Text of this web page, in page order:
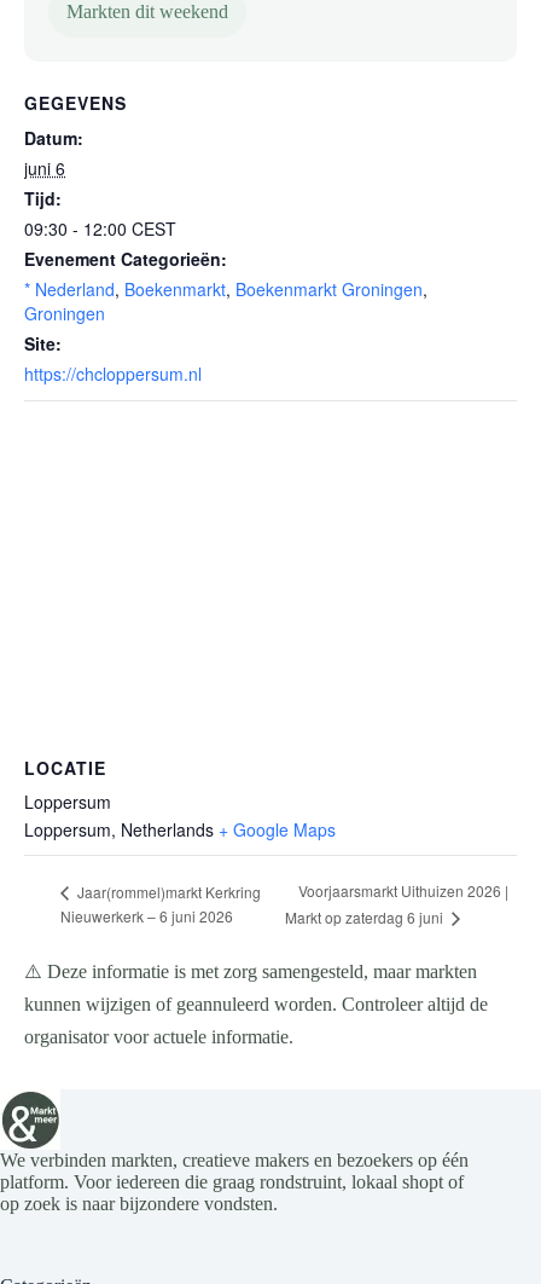
Markten dit weekend
GEGEVENS
Datum:
juni 6
Tijd:
09:30 - 12:00 CEST
Evenement Categorieën:
* Nederland, Boekenmarkt, Boekenmarkt Groningen,
Groningen
Site:
https://chcloppersum.nl
LOCATIE
Loppersum
Loppersum, Netherlands + Google Maps
Jaar(rommel)markt Kerkring
Nieuwerkerk – 6 juni 2026
Voorjaarsmarkt Uithuizen 2026 |
Markt op zaterdag 6 juni
⚠️ Deze informatie is met zorg samengesteld, maar markten
kunnen wijzigen of geannuleerd worden. Controleer altijd de
organisator voor actuele informatie.
We verbinden markten, creatieve makers en bezoekers op één
platform. Voor iedereen die graag rondstruint, lokaal shopt of
op zoek is naar bijzondere vondsten.